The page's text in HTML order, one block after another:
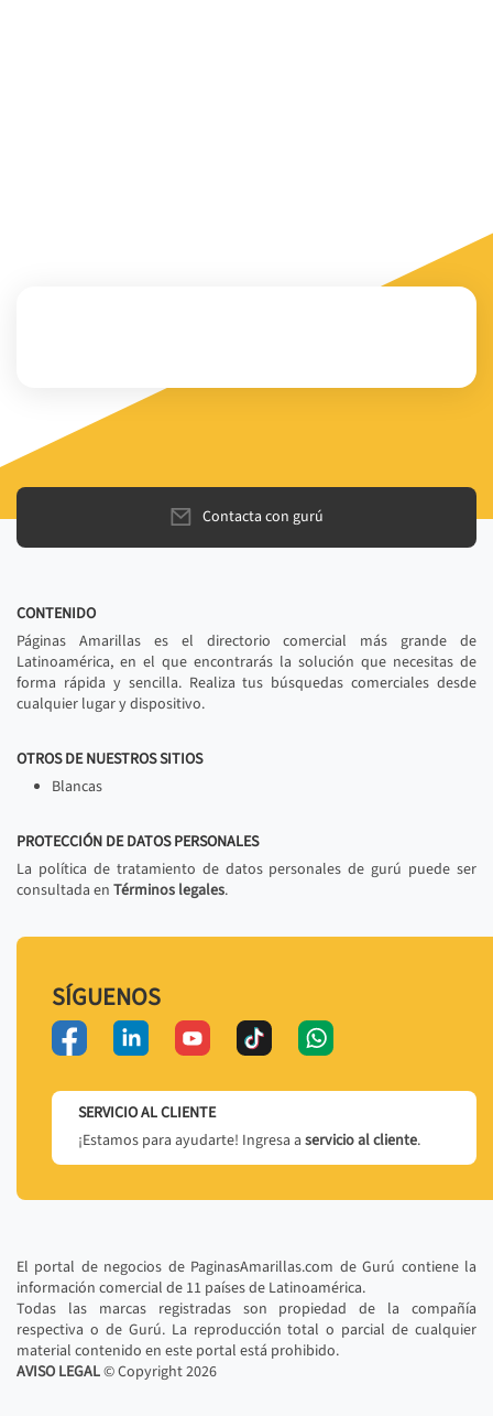
Contacta con gurú
CONTENIDO
Páginas Amarillas es el directorio comercial más grande de
Latinoamérica, en el que encontrarás la solución que necesitas de
forma rápida y sencilla. Realiza tus búsquedas comerciales desde
cualquier lugar y dispositivo.
OTROS DE NUESTROS SITIOS
Blancas
PROTECCIÓN DE DATOS PERSONALES
La política de tratamiento de datos personales de gurú puede ser
consultada en Términos legales.
SÍGUENOS
SERVICIO AL CLIENTE
¡Estamos para ayudarte! Ingresa a servicio al cliente.
El portal de negocios de PaginasAmarillas.com de Gurú contiene la
información comercial de 11 países de Latinoamérica.
Todas las marcas registradas son propiedad de la compañía
respectiva o de Gurú. La reproducción total o parcial de cualquier
material contenido en este portal está prohibido.
AVISO LEGAL© Copyright2026